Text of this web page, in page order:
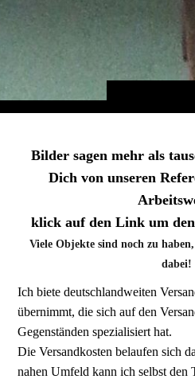
Bilder sagen mehr als
Dich von unseren
klick auf den Link um den
Viele Objekte sind noch zu
dabei!
Ich biete deutschlandweiten
übernimmt, die sich auf den
Gegenständen spezialisiert hat.
Die Versandkosten belaufen sich
nahen Umfeld kann ich selbst den